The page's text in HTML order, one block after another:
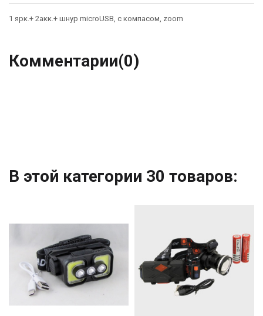
1 ярк.+ 2акк.+ шнур microUSB, с компасом, zoom
Комментарии(0)
В этой категории 30 товаров: